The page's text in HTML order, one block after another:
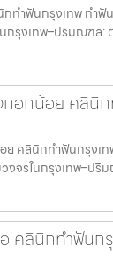
กทำฟันกรุงเทพ ทำ
รุงเทพ–ปริมณฑล:
อกน้อย คลินิ
ย คลินิกทำฟันกรุงเ
จรในกรุงเทพ–ปริ
คลินิกทำฟันก